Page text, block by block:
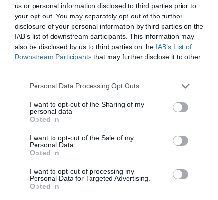
us or personal information disclosed to third parties prior to
your opt-out. You may separately opt-out of the further
disclosure of your personal information by third parties on the
IAB’s list of downstream participants. This information may
also be disclosed by us to third parties on the IAB’s List of
Downstream Participants that may further disclose it to other
Personal Data Processing Opt Outs
I want to opt-out of the Sharing of my
personal data.
Opted In
I want to opt-out of the Sale of my
Personal Data.
Opted In
I want to opt-out of processing my
Personal Data for Targeted Advertising.
Opted In
Partager le fichier 03 Î“.
Mosaà¯que solitaire 1.mp3 sur le
Web et les réseaux sociaux:
Télécharger le fichier 03 Î“. Mosa
à¯que solitaire 1.mp3